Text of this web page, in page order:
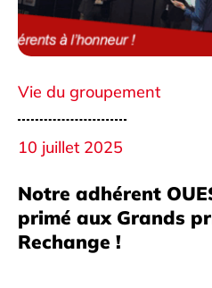
Vie du groupement
10 juillet 2025
Notre adhérent
primé aux Grands
Rechange !